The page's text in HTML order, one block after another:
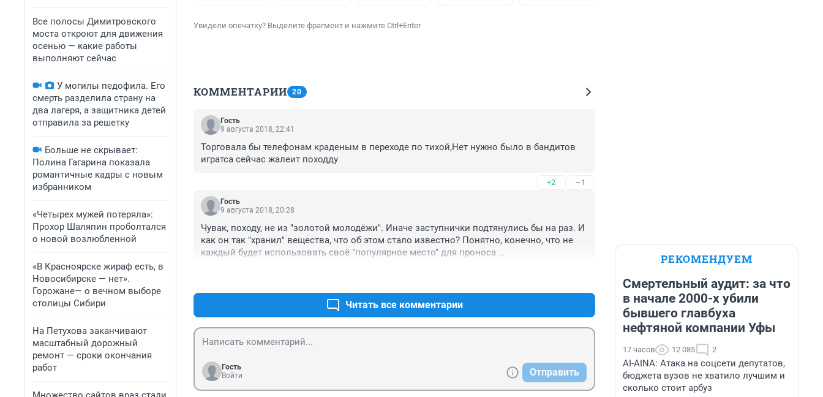
Все полосы Димитровского
моста откроют для движения
осенью — какие работы
выполняют сейчас
У могилы педофила. Его
смерть разделила страну на
два лагеря, а защитника детей
отправила за решетку
Больше не скрывает:
Полина Гагарина показала
романтичные кадры с новым
избранником
«Четырех мужей потеряла»:
Прохор Шаляпин проболтался
о новой возлюбленной
«В Красноярске жираф есть, в
Новосибирске — нет».
Горожане— о вечном выборе
столицы Сибири
На Петухова заканчивают
масштабный дорожный
ремонт — сроки окончания
работ
Увидели опечатку? Выделите фрагмент и нажмите Ctrl+Enter
КОММЕНТАРИИ 20
Гость
9 августа 2018, 22:41
Торговала бы телефонам краденым в переходе по тихой,Нет нужно было в бандитов
игратса сейчас жалеит походду
+2 –1
Гость
9 августа 2018, 20:28
Чувак, походу, не из "золотой молодёжи". Иначе заступнички подтянулись бы на раз. И
как он так "хранил" вещества, что об этом стало известно? Понятно, конечно, что не
каждый будет использовать своё "популярное место" для проноса
Читать все комментарии
Гость
Войти
Отправить
РЕКОМЕНДУЕМ
Смертельный аудит: за что
в начале 2000-х убили
бывшего главбуха
нефтяной компании Уфы
17 часов 12 085 2
AI-AINA: Атака на соцсети депутатов,
бюджета вузов не хватило лучшим и
сколько стоит арбуз